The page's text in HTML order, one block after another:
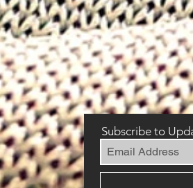
Subscribe to